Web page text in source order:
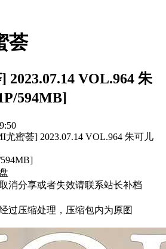
荟
VOL.964 朱
594MB]
尤蜜荟] 2023.07.14 VOL.964 朱可儿
消分享或者失效请联系站长补档
过压缩处理，压缩包内为原图